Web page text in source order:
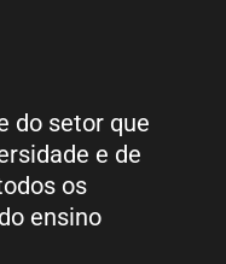
do setor que
e de
os
ensino